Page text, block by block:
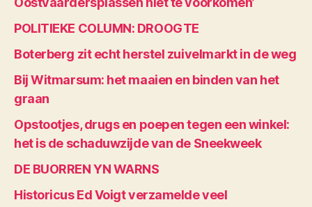
POLITIEKE COLUMN: DROOGTE
Boterberg zit echt herstel zuivelmarkt in de weg
Bij Witmarsum: het maaien en binden van het
graan
Opstootjes, drugs en poepen tegen een winkel:
het is de schaduwzijde van de Sneekweek
DE BUORREN YN WARNS
Historicus Ed Voigt verzamelde veel